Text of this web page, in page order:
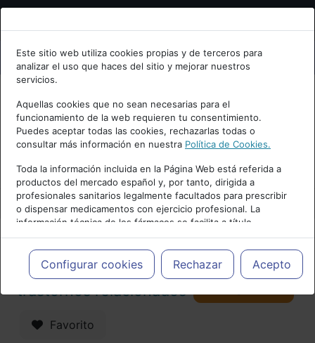
Bienvenid@ a psiquiatria.com
Escribe tu Email
Accede o regístrate con tu email.
Cancelar
Este sitio web utiliza cookies propias y de terceros para
analizar el uso que haces del sitio y mejorar nuestros
servicios.
Aquellas cookies que no sean necesarias para el
funcionamiento de la web requieren tu consentimiento.
Puedes aceptar todas las cookies, rechazarlas todas o
consultar más información en nuestra Política de Cookies.
Toda la información incluida en la Página Web está referida a
productos del mercado español y, por tanto, dirigida a
profesionales sanitarios legalmente facultados para prescribir
o dispensar medicamentos con ejercicio profesional. La
información técnica de los fármacos se facilita a título
meramente informativo, siendo responsabilidad de los
profesionales facultados prescribir medicamentos y decidir, en
cada caso concreto, el tratamiento más adecuado a las
necesidades del paciente.
Configurar cookies Rechazar Acepto
Actualidad y Artículos|TOC y
trastornos relacionados
Favorito